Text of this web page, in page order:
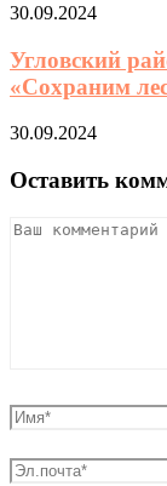
30.09.2024
Угловский
«Сохраним
30.09.2024
Оставить